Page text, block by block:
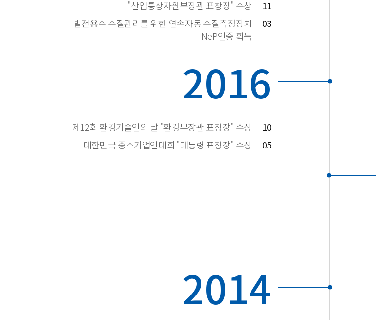
11
"산업통상자원부장관 표창장" 수상
03
발전용수 수질관리를 위한 연속자동 수질측정장치
NeP인증 획득
2016
10
제12회 환경기술인의 날 "환경부장관 표창장" 수상
05
대한민국 중소기업인대회 "대통령 표창장" 수상
2014